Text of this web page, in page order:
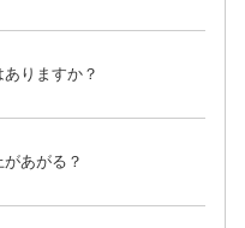
りますか？
あがる？